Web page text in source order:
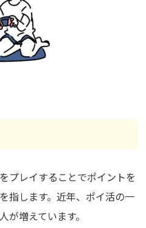
プレイすることでポイントを
指します。近年、ポイ活の一
が増えています。